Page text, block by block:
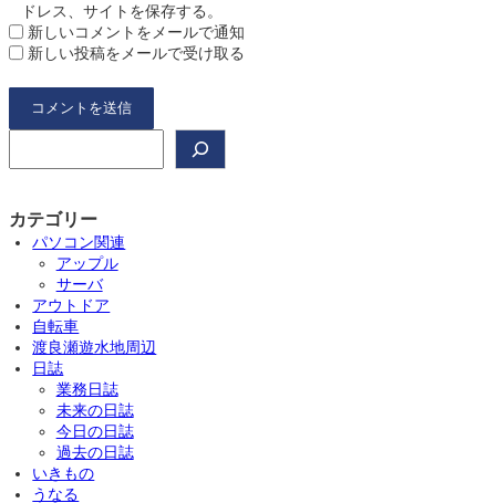
ドレス、サイトを保存する。
新しいコメントをメールで通知
新しい投稿をメールで受け取る
カテゴリー
パソコン関連
アップル
サーバ
アウトドア
自転車
渡良瀬遊水地周辺
日誌
業務日誌
未来の日誌
今日の日誌
過去の日誌
いきもの
うなる